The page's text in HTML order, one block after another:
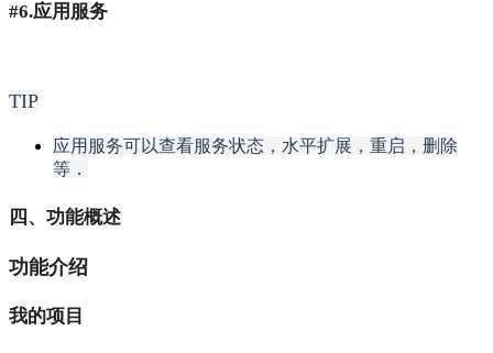
#6.应用服务
TIP
应用服务可以查看服务状态，水平扩展，重启，删除
等．
四、功能概述
功能介绍
我的项目